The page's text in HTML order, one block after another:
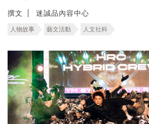
撰文 迷誠品內容中心
人物故事 藝文活動 人文社科